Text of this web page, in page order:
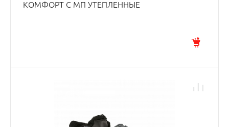
КОМФОРТ С МП УТЕПЛЕННЫЕ